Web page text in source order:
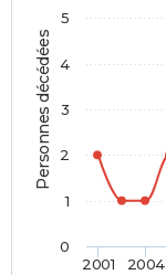
Personnes décédées
2001 2004
0
1
2
3
4
5